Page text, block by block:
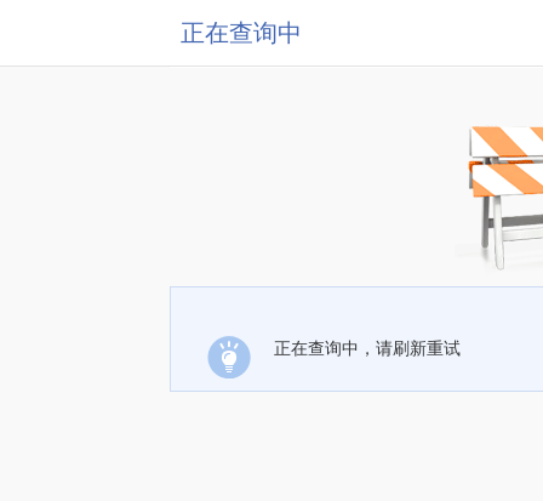
正在查询中
正在查询中，请刷新重试